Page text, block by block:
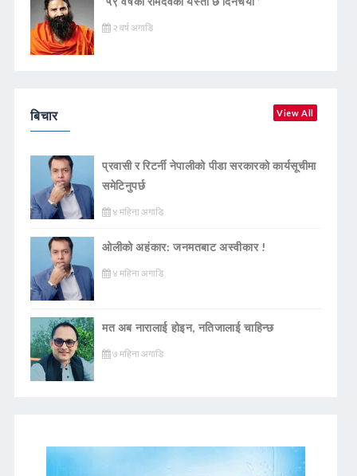
२ वर्ष अगाडि
बिचार View All
प्रवासी र रिटर्नी नेपालीको पीडा सरकारको कार्यसूचीमा
समेटिनुपर्छ
४ महिना अगाडि
ओलीको अहंकार: जनमतबाट अस्वीकार !
४ महिना अगाडि
मत अब नारालाई होइन, नतिजालाई चाहिन्छ
७ महिना अगाडि